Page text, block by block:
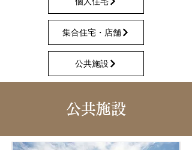
集合住宅・店舗
公共施設
​公共施設